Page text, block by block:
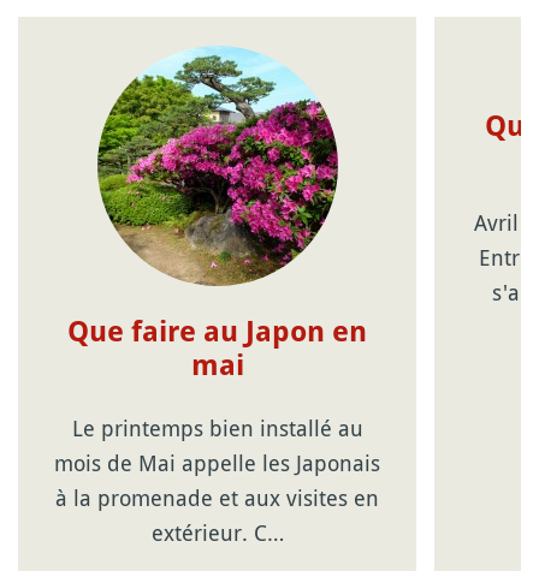
Que faire au Japon en
mai
Le printemps bien installé au
mois de Mai appelle les Japonais
à la promenade et aux visites en
extérieur. C…
Avril
Entre